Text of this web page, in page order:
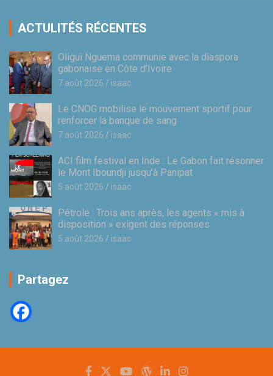
ACTULITÉS RÉCENTES
Oligui Nguema communie avec la diaspora
gabonaise en Côte d’Ivoire
7 août 2026 isaac
Le CNOG mobilise le mouvement sportif pour
renforcer la banque de sang
7 août 2026 isaac
ACI film festival en Inde : Le Gabon fait résonner
le Mont Iboundji jusqu’à Panipat
5 août 2026 isaac
Pétrole : Trois ans après, les agents « mis à
disposition » exigent des réponses
5 août 2026 isaac
Partagez